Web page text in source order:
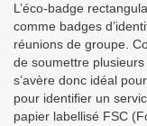
L’éco-badge
comme badges
réunions de groupe.
de soumettre
s’avère donc idéal
pour identifier un
papier labellisé FSC